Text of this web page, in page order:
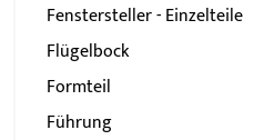
Fenstersteller - Einzelteile
Flügelbock
Formteil
Führung